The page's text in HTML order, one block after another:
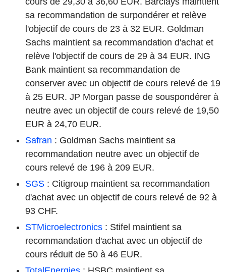
sa recommandation de surpondérer et relève
l'objectif de cours de 23 à 32 EUR. Goldman
Sachs maintient sa recommandation d'achat et
relève l'objectif de cours de 29 à 34 EUR. ING
Bank maintient sa recommandation de
conserver avec un objectif de cours relevé de 19
à 25 EUR. JP Morgan passe de souspondérer à
neutre avec un objectif de cours relevé de 19,50
EUR à 24,70 EUR.
Safran : Goldman Sachs maintient sa
recommandation neutre avec un objectif de
cours relevé de 196 à 209 EUR.
SGS : Citigroup maintient sa recommandation
d'achat avec un objectif de cours relevé de 92 à
93 CHF.
STMicroelectronics : Stifel maintient sa
recommandation d'achat avec un objectif de
cours réduit de 50 à 46 EUR.